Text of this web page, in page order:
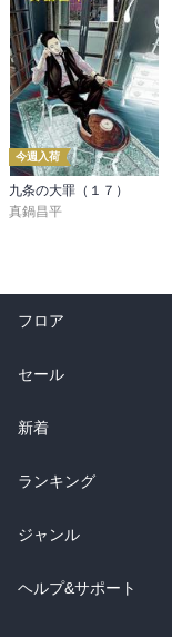
今週入荷
九条の大罪（１７）
真鍋昌平
フロア
総合
ラノベ
雑誌・グラビア
BL・TL
セール
総合
ラノベ
雑誌・グラビア
BL・TL
新着
総合
ラノベ
雑誌・グラビア
ランキング
総合
ラノベ
ジャンル
コミック
ヘルプ&サポート